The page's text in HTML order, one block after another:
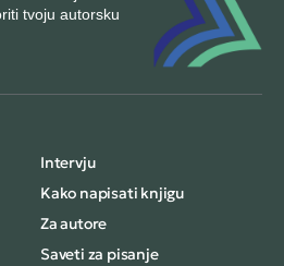
tvoju autorsku
Intervju
Kako napisati knjigu
Za autore
Saveti za pisanje